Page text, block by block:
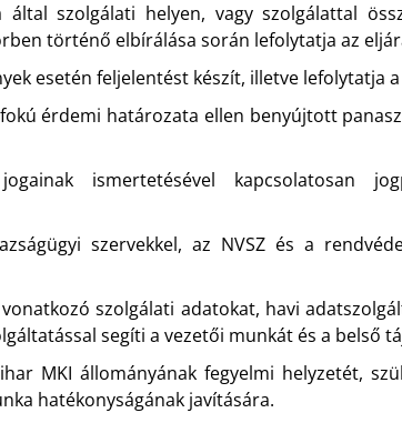
szolgálati helyen, vagy szolgálattal
történő elbírálása során lefolytatja az
esetén feljelentést készít, illetve lefolytatja
érdemi határozata ellen benyújtott
ismertetésével kapcsolatosan
szervekkel, az NVSZ és a
szolgálati adatokat, havi
segíti a vezetői munkát és a belső
MKI állományának fegyelmi helyzetét,
hatékonyságának javítására.